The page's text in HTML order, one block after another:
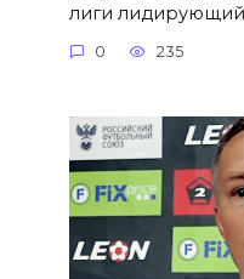
лиги лидирующий
0 235